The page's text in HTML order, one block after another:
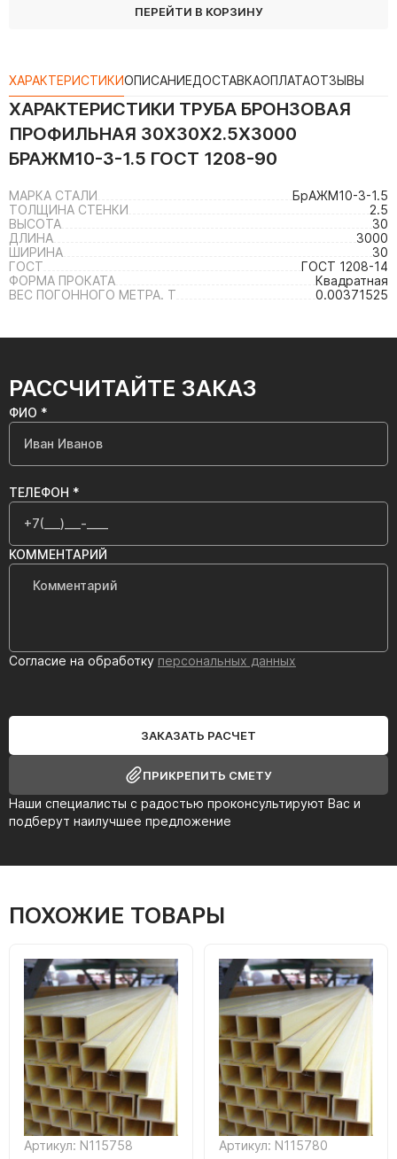
ПЕРЕЙТИ В КОРЗИНУ
ХАРАКТЕРИСТИКИОПИСАНИЕДОСТАВКАОПЛАТАОТЗЫВЫ
ХАРАКТЕРИСТИКИ ТРУБА БРОНЗОВАЯ
ПРОФИЛЬНАЯ 30Х30Х2.5Х3000
БРАЖМ10-3-1.5 ГОСТ 1208-90
МАРКА СТАЛИ
БрАЖМ10-3-1.5
ТОЛЩИНА СТЕНКИ
2.5
ВЫСОТА
30
ДЛИНА
3000
ШИРИНА
30
ГОСТ
ГОСТ 1208-14
ФОРМА ПРОКАТА
Квадратная
ВЕС ПОГОННОГО МЕТРА. Т
0.00371525
РАССЧИТАЙТЕ ЗАКАЗ
Наши специалисты с радостью проконсультируют Вас и
подберут наилучшее предложение
ФИО *
ТЕЛЕФОН *
КОММЕНТАРИЙ
Согласие на обработку персональных данных
ЗАКАЗАТЬ РАСЧЕТ
ПРИКРЕПИТЬ СМЕТУ
ПОХОЖИЕ ТОВАРЫ
Артикул: N115758 Артикул: N115780